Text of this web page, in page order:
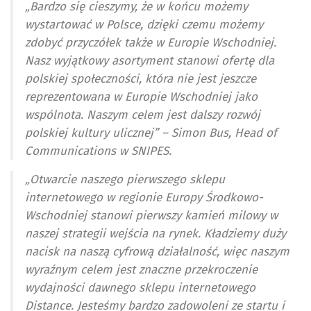
„Bardzo się cieszymy, że w końcu możemy
wystartować w Polsce, dzięki czemu możemy
zdobyć przyczółek także w Europie Wschodniej.
Nasz wyjątkowy asortyment stanowi ofertę dla
polskiej społeczności, która nie jest jeszcze
reprezentowana w Europie Wschodniej jako
wspólnota. Naszym celem jest dalszy rozwój
polskiej kultury ulicznej” – Simon Bus, Head of
Communications w SNIPES.
„Otwarcie naszego pierwszego sklepu
internetowego w regionie Europy Środkowo-
Wschodniej stanowi pierwszy kamień milowy w
naszej strategii wejścia na rynek. Kładziemy duży
nacisk na naszą cyfrową działalność, więc naszym
wyraźnym celem jest znaczne przekroczenie
wydajności dawnego sklepu internetowego
Distance. Jesteśmy bardzo zadowoleni ze startu i